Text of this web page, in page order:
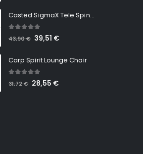
Casted SigmaX Tele Spin, 300cm, 40-80gr
out of 5
43,90€ 39,51 €
Carp Spirit Lounge Chair
out of 5
31,72€ 28,55 €